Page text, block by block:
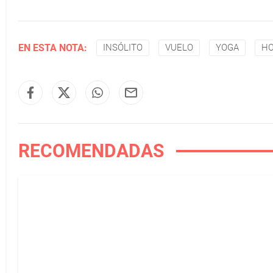
EN ESTA NOTA: INSÓLITO VUELO YOGA
RECOMENDADAS